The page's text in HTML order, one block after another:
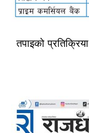
तपाइको प्रतिक्रिया